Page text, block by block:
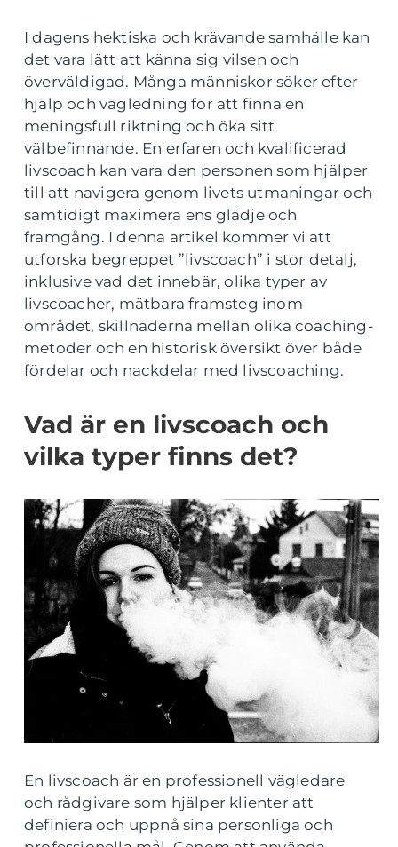
I dagens hektiska och krävande samhälle kan
det vara lätt att känna sig vilsen och
överväldigad. Många människor söker efter
hjälp och vägledning för att finna en
meningsfull riktning och öka sitt
välbefinnande. En erfaren och kvalificerad
livscoach kan vara den personen som hjälper
till att navigera genom livets utmaningar och
samtidigt maximera ens glädje och
framgång. I denna artikel kommer vi att
utforska begreppet ”livscoach” i stor detalj,
inklusive vad det innebär, olika typer av
livscoacher, mätbara framsteg inom
området, skillnaderna mellan olika coaching-
metoder och en historisk översikt över både
fördelar och nackdelar med livscoaching.
Vad är en livscoach och
vilka typer finns det?
En livscoach är en professionell vägledare
och rådgivare som hjälper klienter att
definiera och uppnå sina personliga och